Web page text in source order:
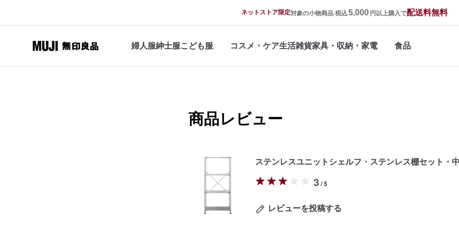
ネットストア限定対象の小物商品 税込5,000 円以上購入で配送料無料
婦人服紳士服こども服 コスメ・ケア生活雑貨家具・収納・家電 食品
商品レビュー
ステンレスユニットシェルフ・ステンレス棚セット・
3/ 5
レビューを投稿する